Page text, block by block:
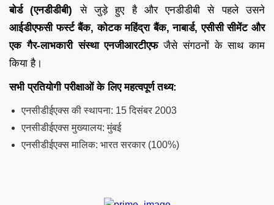
बोर्ड (एनडीडीबी) से जुड़े हुए है और एनडीडीबी से पहले उसने
आईडीएफसी फर्स्ट बैंक, कोटक महिंद्रा बैंक, नाबार्ड, एसीसी सीमेंट और
एक गैर-लाभकारी संस्था एनजीआरटीएफजैसे संगठनों के साथ काम
किया है।
सभी प्रतियोगी परीक्षाओं के लिए महत्वपूर्ण तथ्य:
एनसीडीईएक्स की स्थापना: 15 दिसंबर 2003
एनसीडीईएक्स मुख्यालय: मुंबई
एनसीडीईएक्स मालिक: भारत सरकार (100%)